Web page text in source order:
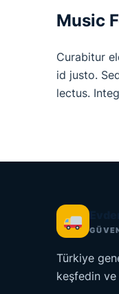
Music
Curabitur
id justo.
lectus.
Türkiye
keşfedin ve